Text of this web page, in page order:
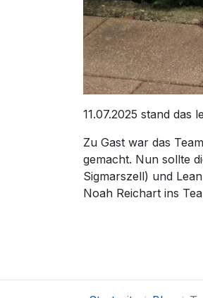
11.07.2025 stand das
Zu Gast war das
gemacht. Nun sollte
Sigmarszell) und
Noah Reichart ins